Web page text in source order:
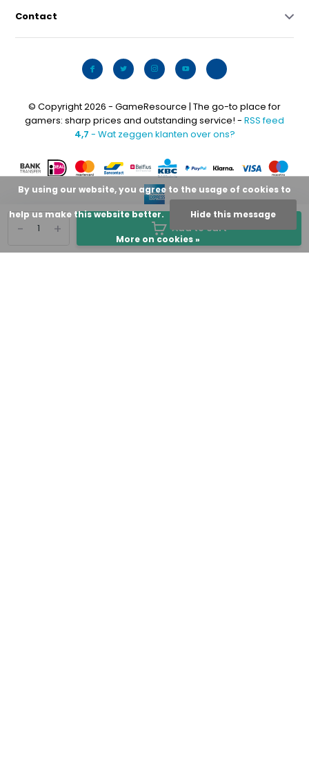
+
- Add to cart
Contact
© Copyright 2026 - GameResource | The go-to place for
gamers: sharp prices and outstanding service! - RSS feed
4,7 - Wat zeggen klanten over ons?
By using our website, you agree to the usage of cookies to
help us make this website better. Hide this message
More on cookies »